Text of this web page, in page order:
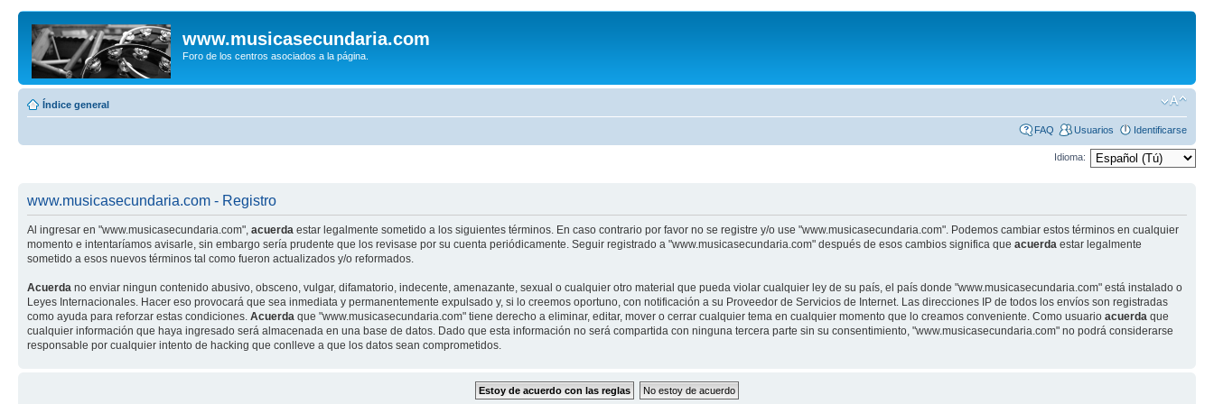
www.musicasecundaria.com
Foro de los centros asociados a la página.
Índice general
FAQ Usuarios Identificarse
Idioma:
www.musicasecundaria.com - Registro
Al ingresar en "www.musicasecundaria.com", acuerda estar legalmente sometido a los siguientes términos. En caso contrario por favor no se registre y/o use "www.musicasecundaria.com". Podemos cambiar estos términos en cualquier
momento e intentaríamos avisarle, sin embargo sería prudente que los revisase por su cuenta periódicamente. Seguir registrado a "www.musicasecundaria.com" después de esos cambios significa que acuerda estar legalmente
sometido a esos nuevos términos tal como fueron actualizados y/o reformados.
Acuerda no enviar ningun contenido abusivo, obsceno, vulgar, difamatorio, indecente, amenazante, sexual o cualquier otro material que pueda violar cualquier ley de su país, el país donde "www.musicasecundaria.com" está instalado o
Leyes Internacionales. Hacer eso provocará que sea inmediata y permanentemente expulsado y, si lo creemos oportuno, con notificación a su Proveedor de Servicios de Internet. Las direcciones IP de todos los envíos son registradas
como ayuda para reforzar estas condiciones. Acuerda que "www.musicasecundaria.com" tiene derecho a eliminar, editar, mover o cerrar cualquier tema en cualquier momento que lo creamos conveniente. Como usuario acuerda que
cualquier información que haya ingresado será almacenada en una base de datos. Dado que esta información no será compartida con ninguna tercera parte sin su consentimiento, "www.musicasecundaria.com" no podrá considerarse
responsable por cualquier intento de hacking que conlleve a que los datos sean comprometidos.